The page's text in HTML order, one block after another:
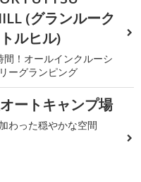
(グランルーク
ルヒル)
間！オールインクルーシ
ーグランピング
ートキャンプ場
わった穏やかな空間